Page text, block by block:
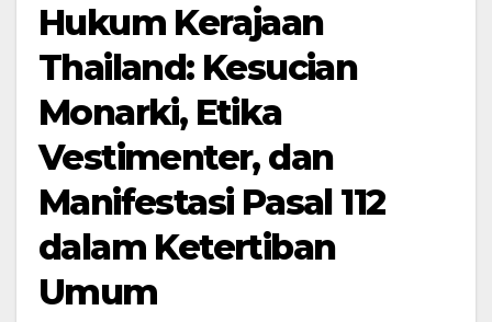
Hukum Kerajaan
Thailand: Kesucian
Monarki, Etika
Vestimenter, dan
Manifestasi Pasal 112
dalam Ketertiban
Umum